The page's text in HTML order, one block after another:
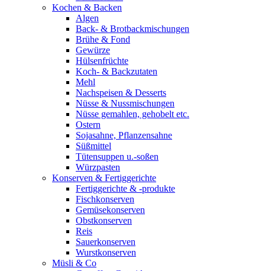
Kochen & Backen
Algen
Back- & Brotbackmischungen
Brühe & Fond
Gewürze
Hülsenfrüchte
Koch- & Backzutaten
Mehl
Nachspeisen & Desserts
Nüsse & Nussmischungen
Nüsse gemahlen, gehobelt etc.
Ostern
Sojasahne, Pflanzensahne
Süßmittel
Tütensuppen u.-soßen
Würzpasten
Konserven & Fertiggerichte
Fertiggerichte & -produkte
Fischkonserven
Gemüsekonserven
Obstkonserven
Reis
Sauerkonserven
Wurstkonserven
Müsli & Co